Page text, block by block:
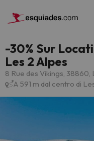
-30% Sur
Les 2 Alpes
8 Rue des Vikings, 38860,
A 591 m dal centro di